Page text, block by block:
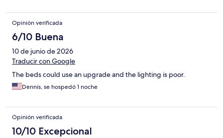
Opinión verificada
6/10 Buena
10 de junio de 2026
Traducir con Google
The beds could use an upgrade and the lighting is poor.
Dennis, se hospedó 1 noche
Opinión verificada
10/10 Excepcional